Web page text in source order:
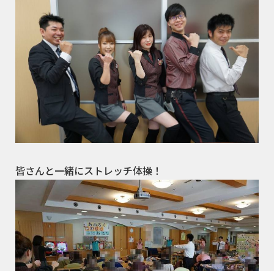
皆さんと一緒にストレッチ体操！